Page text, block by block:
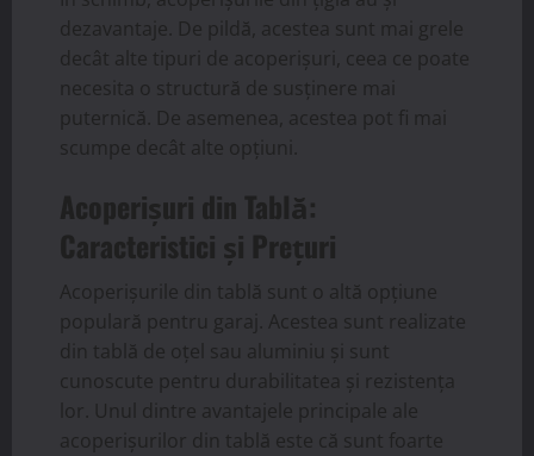
dezavantaje. De pildă, acestea sunt mai grele
decât alte tipuri de acoperișuri, ceea ce poate
necesita o structură de susținere mai
puternică. De asemenea, acestea pot fi mai
scumpe decât alte opțiuni.
Acoperișuri din Tablă:
Caracteristici și Prețuri
Acoperișurile din tablă sunt o altă opțiune
populară pentru garaj. Acestea sunt realizate
din tablă de oțel sau aluminiu și sunt
cunoscute pentru durabilitatea și rezistența
lor. Unul dintre avantajele principale ale
acoperișurilor din tablă este că sunt foarte